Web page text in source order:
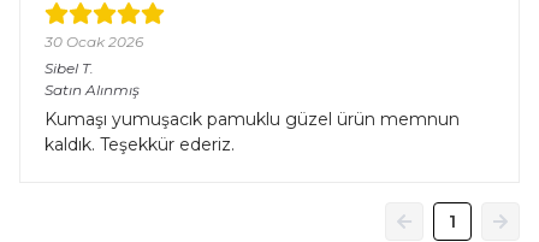
30 Ocak 2026
Sibel T.
Satın Alınmış
Kumaşı yumuşacık pamuklu güzel ürün memnun
kaldık. Teşekkür ederiz.
1